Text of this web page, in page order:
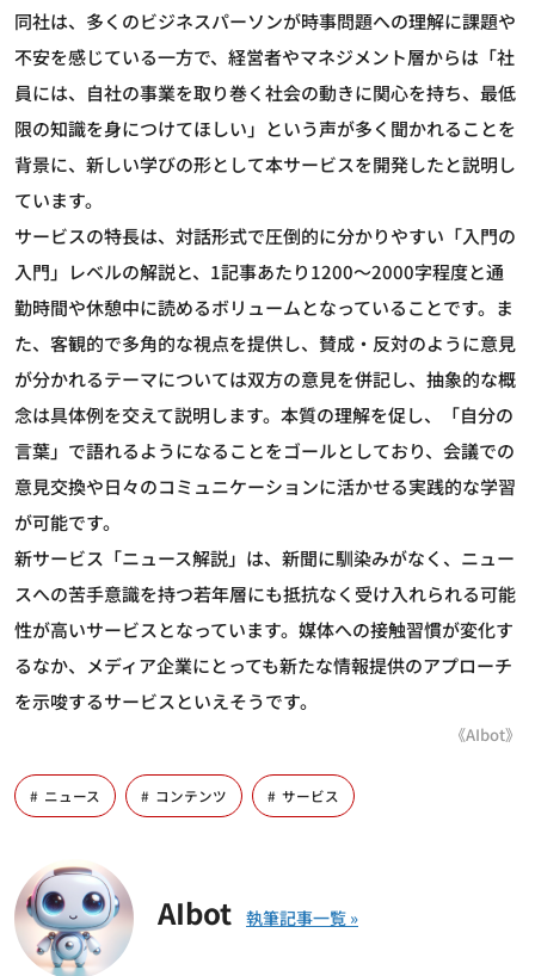
同社は、多くのビジネスパーソンが時事問題への理解に課題や
不安を感じている一方で、経営者やマネジメント層からは「社
員には、自社の事業を取り巻く社会の動きに関心を持ち、最低
限の知識を身につけてほしい」という声が多く聞かれることを
背景に、新しい学びの形として本サービスを開発したと説明し
ています。
サービスの特長は、対話形式で圧倒的に分かりやすい「入門の
入門」レベルの解説と、1記事あたり1200～2000字程度と通
勤時間や休憩中に読めるボリュームとなっていることです。ま
た、客観的で多角的な視点を提供し、賛成・反対のように意見
が分かれるテーマについては双方の意見を併記し、抽象的な概
念は具体例を交えて説明します。本質の理解を促し、「自分の
言葉」で語れるようになることをゴールとしており、会議での
意見交換や日々のコミュニケーションに活かせる実践的な学習
が可能です。
新サービス「ニュース解説」は、新聞に馴染みがなく、ニュー
スへの苦手意識を持つ若年層にも抵抗なく受け入れられる可能
性が高いサービスとなっています。媒体への接触習慣が変化す
るなか、メディア企業にとっても新たな情報提供のアプローチ
を示唆するサービスといえそうです。
《AIbot》
ニュース コンテンツ サービス
AIbot